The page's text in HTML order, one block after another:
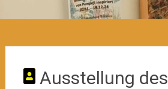
Ausstellung des